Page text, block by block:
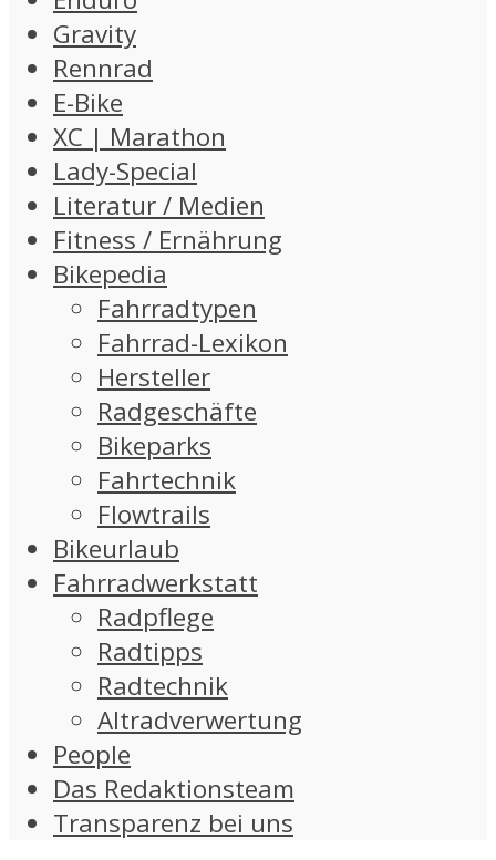
Gravity
Rennrad
E-Bike
XC | Marathon
Lady-Special
Literatur / Medien
Fitness / Ernährung
Bikepedia
Fahrradtypen
Fahrrad-Lexikon
Hersteller
Radgeschäfte
Bikeparks
Fahrtechnik
Flowtrails
Bikeurlaub
Fahrradwerkstatt
Radpflege
Radtipps
Radtechnik
Altradverwertung
People
Das Redaktionsteam
Transparenz bei uns